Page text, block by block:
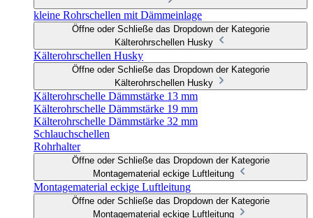
kleine Rohrschellen mit Dämmeinlage
Öffne oder Schließe das Dropdown der Kategorie
Kälterohrschellen Husky
Kälterohrschellen Husky
Öffne oder Schließe das Dropdown der Kategorie
Kälterohrschellen Husky
Kälterohrschelle Dämmstärke 13 mm
Kälterohrschelle Dämmstärke 19 mm
Kälterohrschelle Dämmstärke 32 mm
Schlauchschellen
Rohrhalter
Öffne oder Schließe das Dropdown der Kategorie
Montagematerial eckige Luftleitung
Montagematerial eckige Luftleitung
Öffne oder Schließe das Dropdown der Kategorie
Montagematerial eckige Luftleitung